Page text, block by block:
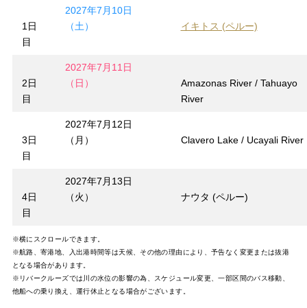
1日
目
2027年7月10日
（土）
イキトス (ペルー)
2日
目
2027年7月11日
（日）
Amazonas River / Tahuayo
River
3日
目
2027年7月12日
（月）
Clavero Lake / Ucayali River
4日
目
2027年7月13日
（火）
ナウタ (ペルー)
※横にスクロールできます。
※航路、寄港地、入出港時間等は天候、その他の理由により、予告なく変更または抜港
となる場合があります。
※リバークルーズでは川の水位の影響の為、スケジュール変更、一部区間のバス移動、
他船への乗り換え、運行休止となる場合がございます。